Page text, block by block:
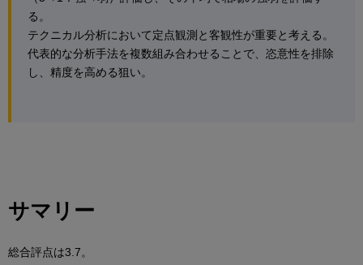
る。
テクニカル分析において定点観測と客観性が重要と考える。
代表的な分析手法を複数組み合わせることで、恣意性を排除
し、精度を高める狙い。
サマリー
総合評点は3.7。